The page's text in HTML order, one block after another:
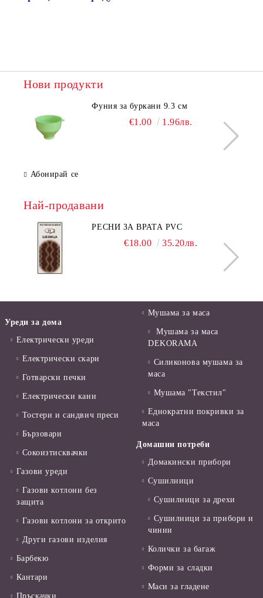
Нови продукти
Фуния за буркани 9.3 см
€1.00 1.96лв.
Абонирай се
Най-продавани
РЕСНИ ЗА ВРАТА PVC
€18.00 35.20лв.
Уреди за дома
Електрически уреди
Електрически скари
Готварски печки
Електрически кани
Тостери и сандвич преси
Бързовари
Сокоизтисквачки
Газови уреди
Газови котлони без
защита
Газови котлони за открито
Други газови изделия
Барбекю
Кантари
Пръскачки
Мушама за маса
Мушама за маса
DEKORAMA
Силиконова мушама за
маса
Мушама "Текстил"
Еднократни покривки за
маса
Домашни потреби
Домакински прибори
Сушилници
Сушилници за дрехи
Сушилници за прибори и
чинии
Колички за багаж
Форми за сладки
Маси за гладене